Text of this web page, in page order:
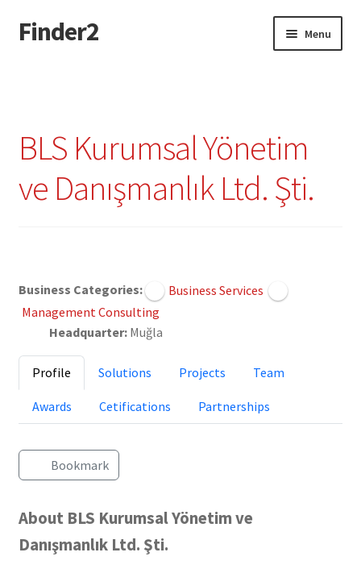
Skip
to
Skip
to
Finder2 Menu
Dashboard
Directory
BLS Kurumsal Yönetim
ve Danışmanlık Ltd. Şti.
Business Categories:
Business Services
Management Consulting
Headquarter: Muğla
Profile Solutions Projects Team
Awards Cetifications Partnerships
Bookmark
About BLS Kurumsal Yönetim ve
Danışmanlık Ltd. Şti.